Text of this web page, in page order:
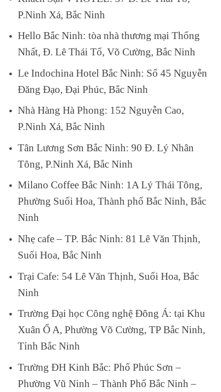
P.Ninh Xá, Bắc Ninh
Hello Bắc Ninh: tòa nhà thương mại Thống
Nhất, Đ. Lê Thái Tổ, Võ Cường, Bắc Ninh
Le Indochina Hotel Bắc Ninh: Số 45 Nguyễn
Đăng Đạo, Đại Phúc, Bắc Ninh
Nhà Hàng Hà Phong: 152 Nguyễn Cao,
P.Ninh Xá, Bắc Ninh
Tân Lương Sơn Bắc Ninh: 90 Đ. Lý Nhân
Tông, P.Ninh Xá, Bắc Ninh
Milano Coffee Bắc Ninh: 1A Lý Thái Tông,
Phường Suối Hoa, Thành phố Bắc Ninh, Bắc
Ninh
Nhẹ cafe – TP. Bắc Ninh: 81 Lê Văn Thịnh,
Suối Hoa, Bắc Ninh
Trại Cafe: 54 Lê Văn Thịnh, Suối Hoa, Bắc
Ninh
Trường Đại học Công nghệ Đông Á: tại Khu
Xuân Ổ A, Phường Võ Cường, TP Bắc Ninh,
Tỉnh Bắc Ninh
Trường ĐH Kinh Bắc: Phố Phúc Sơn –
Phường Vũ Ninh – Thành Phố Bắc Ninh –